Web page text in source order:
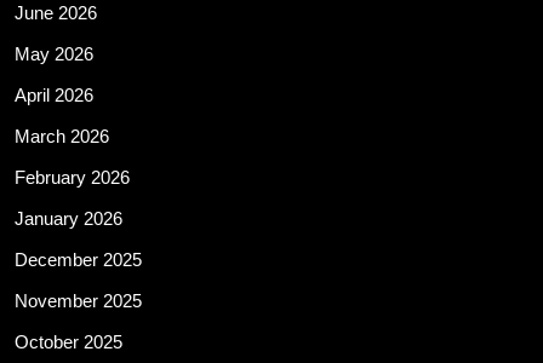
June 2026
May 2026
April 2026
March 2026
February 2026
January 2026
December 2025
November 2025
October 2025